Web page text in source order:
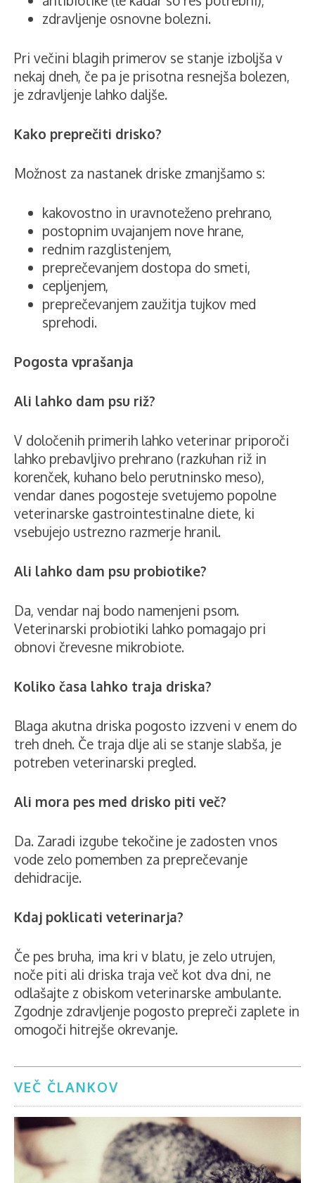
zdravljenje osnovne bolezni.
Pri večini blagih primerov se stanje izboljša v
nekaj dneh, če pa je prisotna resnejša bolezen,
je zdravljenje lahko daljše.
Kako preprečiti drisko?
Možnost za nastanek driske zmanjšamo s:
kakovostno in uravnoteženo prehrano,
postopnim uvajanjem nove hrane,
rednim razglistenjem,
preprečevanjem dostopa do smeti,
cepljenjem,
preprečevanjem zaužitja tujkov med
sprehodi.
Pogosta vprašanja
Ali lahko dam psu riž?
V določenih primerih lahko veterinar priporoči
lahko prebavljivo prehrano (razkuhan riž in
korenček, kuhano belo perutninsko meso),
vendar danes pogosteje svetujemo popolne
veterinarske gastrointestinalne diete, ki
vsebujejo ustrezno razmerje hranil.
Ali lahko dam psu probiotike?
Da, vendar naj bodo namenjeni psom.
Veterinarski probiotiki lahko pomagajo pri
obnovi črevesne mikrobiote.
Koliko časa lahko traja driska?
Blaga akutna driska pogosto izzveni v enem do
treh dneh. Če traja dlje ali se stanje slabša, je
potreben veterinarski pregled.
Ali mora pes med drisko piti več?
Da. Zaradi izgube tekočine je zadosten vnos
vode zelo pomemben za preprečevanje
dehidracije.
Kdaj poklicati veterinarja?
Če pes bruha, ima kri v blatu, je zelo utrujen,
noče piti ali driska traja več kot dva dni, ne
odlašajte z obiskom veterinarske ambulante.
Zgodnje zdravljenje pogosto prepreči zaplete in
omogoči hitrejše okrevanje.
VEČ ČLANKOV